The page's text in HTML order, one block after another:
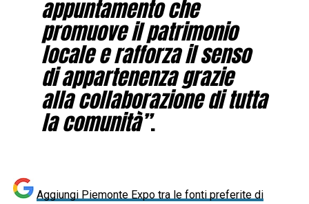
appuntamento che
promuove il patrimonio
locale e rafforza il senso
di appartenenza grazie
alla collaborazione di tutta
la comunità”.
Aggiungi Piemonte Expo tra le fonti preferite di